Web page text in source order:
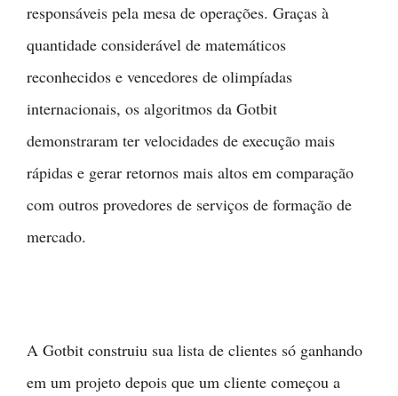
responsáveis pela mesa de operações. Graças à
quantidade considerável de matemáticos
reconhecidos e vencedores de olimpíadas
internacionais, os algoritmos da Gotbit
demonstraram ter velocidades de execução mais
rápidas e gerar retornos mais altos em comparação
com outros provedores de serviços de formação de
mercado.
A Gotbit construiu sua lista de clientes só ganhando
em um projeto depois que um cliente começou a